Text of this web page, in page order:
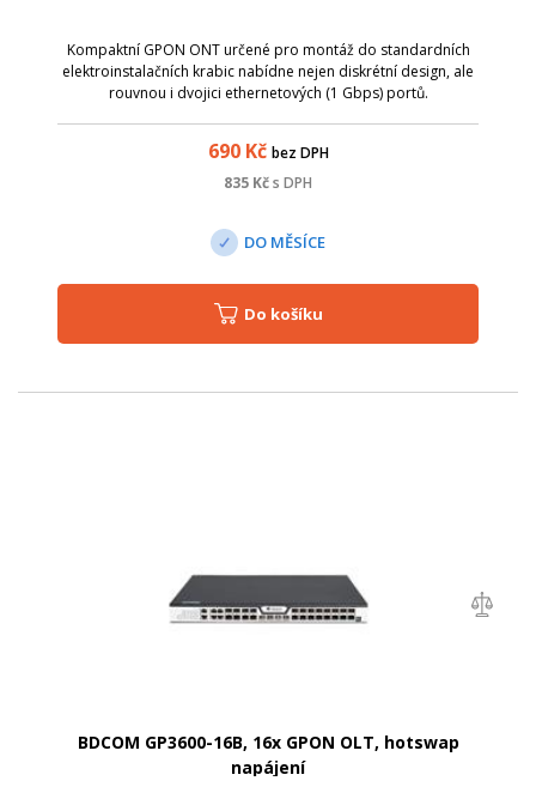
Kompaktní GPON ONT určené pro montáž do standardních
elektroinstalačních krabic nabídne nejen diskrétní design, ale
rouvnou i dvojici ethernetových (1 Gbps) portů.
690Kč bez DPH
835 Kčs DPH
DO MĚSÍCE
Do košíku
BDCOM GP3600-16B, 16x GPON OLT, hotswap
napájení